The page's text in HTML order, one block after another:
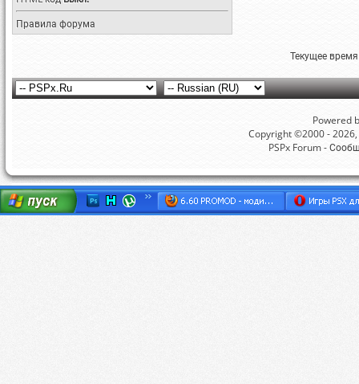
Правила форума
Текущее
Powered
Copyright ©2000 -
PSPx Forum -